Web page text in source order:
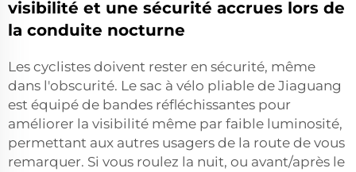
visibilité et une sécurité accrues lors de
la conduite nocturne
Les cyclistes doivent rester en sécurité, même
dans l'obscurité. Le sac à vélo pliable de Jiaguang
est équipé de bandes réfléchissantes pour
améliorer la visibilité même par faible luminosité,
permettant aux autres usagers de la route de vous
remarquer. Si vous roulez la nuit, ou avant/après le